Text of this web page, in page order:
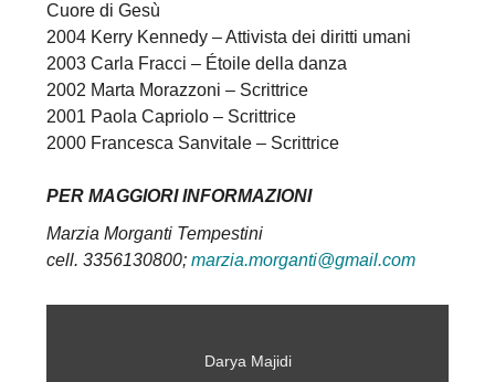
Cuore di Gesù
2004 Kerry Kennedy – Attivista dei diritti umani
2003 Carla Fracci – Étoile della danza
2002 Marta Morazzoni – Scrittrice
2001 Paola Capriolo – Scrittrice
2000 Francesca Sanvitale – Scrittrice
PER MAGGIORI INFORMAZIONI
Marzia Morganti Tempestini
cell. 3356130800; marzia.morganti@gmail.com
Darya Majidi